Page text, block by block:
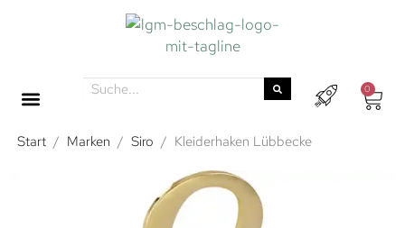
0
Start / Marken / Siro / Kleiderhaken Lübbecke